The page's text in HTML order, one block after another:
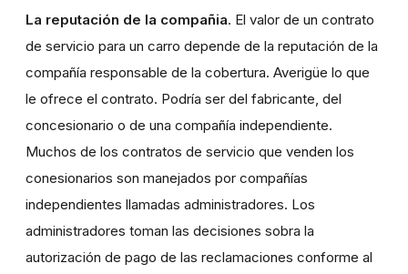
La reputación de la compañia. El valor de un contrato
de servicio para un carro depende de la reputación de la
compañía responsable de la cobertura. Averigüe lo que
le ofrece el contrato. Podría ser del fabricante, del
concesionario o de una compañía independiente.
Muchos de los contratos de servicio que venden los
conesionarios son manejados por compañías
independientes llamadas administradores. Los
administradores toman las decisiones sobra la
autorización de pago de las reclamaciones conforme al